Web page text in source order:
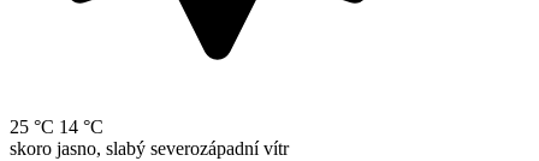
25 °C 14 °C
skoro jasno, slabý severozápadní vítr